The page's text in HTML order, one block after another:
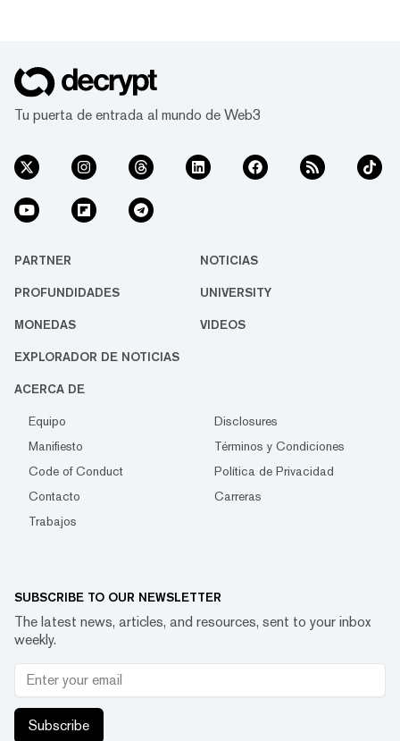
Tu puerta de entrada al mundo de Web3
PARTNER NOTICIAS
PROFUNDIDADES UNIVERSITY
MONEDAS VIDEOS
EXPLORADOR DE NOTICIAS
ACERCA DE
Equipo
Disclosures
Manifiesto
Términos y Condiciones
Code of Conduct
Política de Privacidad
Contacto
Carreras
Trabajos
SUBSCRIBE TO OUR NEWSLETTER
The latest news, articles, and resources, sent to your inbox
weekly.
Subscribe